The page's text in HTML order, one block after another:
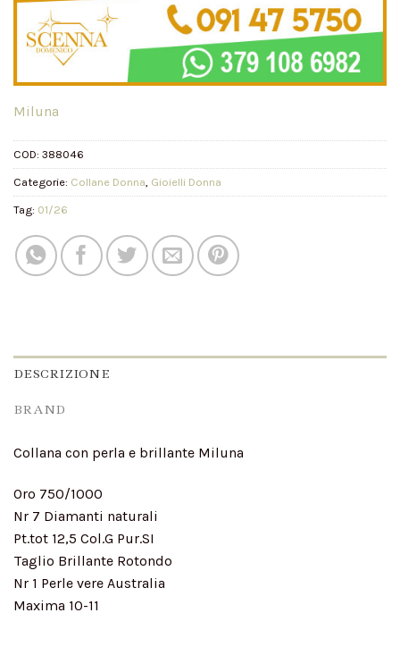
Miluna
COD: 388046
Categorie: Collane Donna, Gioielli Donna
Tag: 01/26
DESCRIZIONE
BRAND
Collana con perla e brillante Miluna
Oro 750/1000
Nr 7 Diamanti naturali
Pt.tot 12,5 Col.G Pur.SI
Taglio Brillante Rotondo
Nr 1 Perle vere Australia
Maxima 10-11